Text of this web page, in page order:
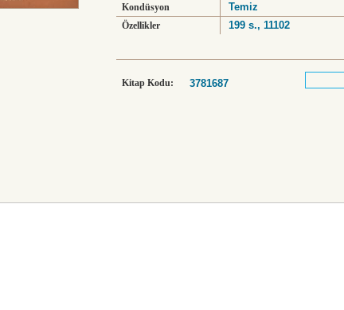
Kondüsyon Temiz
Özellikler 199 s., 11102
Kitap Kodu: 3781687